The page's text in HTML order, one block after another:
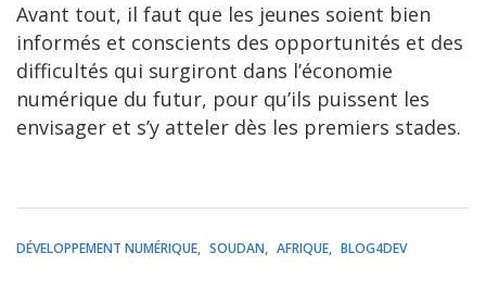
Avant tout, il faut que les jeunes soient bien
informés et conscients des opportunités et des
difficultés qui surgiront dans l’économie
numérique du futur, pour qu’ils puissent les
envisager et s’y atteler dès les premiers stades.
DÉVELOPPEMENT NUMÉRIQUE SOUDAN AFRIQUE BLOG4DEV